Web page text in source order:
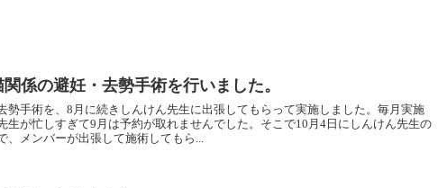
係の避妊・去勢手術を行いました。
勢手術を、8月に続きしんけん先生に出張してもらって実施しました。毎月実施
生が忙しすぎて9月は予約が取れませんでした。そこで10月4日にしんけん先生の
、メンバーが出張して施術してもら...